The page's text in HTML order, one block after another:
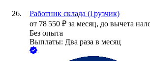
Работник склада (Грузчик)
от 78 550 ₽ за месяц, до вычета
Без опыта
Выплаты: Два раза в месяц